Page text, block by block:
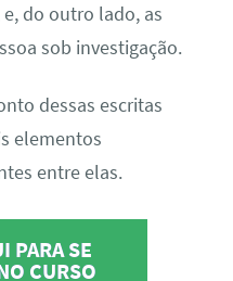
do outro lado, as
sob investigação.
dessas escritas
elementos
entre elas.
PARA SE
CURSO